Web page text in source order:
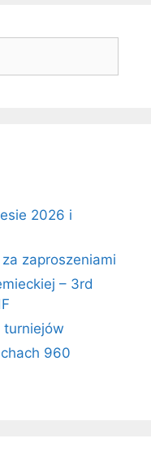
2026 i
zaproszeniami
– 3rd
turniejów
960